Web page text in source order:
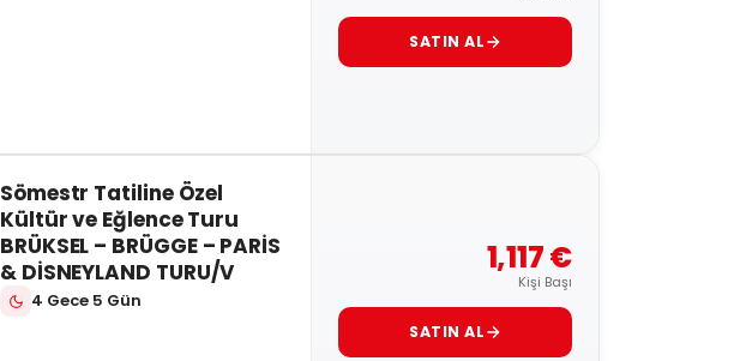
SATIN AL
Sömestr Tatiline Özel
Kültür ve Eğlence Turu
BRÜKSEL – BRÜGGE – PARİS
& DİSNEYLAND TURU/V
4 Gece 5 Gün
1,117 €
Kişi Başı
SATIN AL